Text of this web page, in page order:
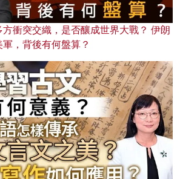
衝突交織，是否釀成世界大戰？ 伊朗
，背後有何盤算？